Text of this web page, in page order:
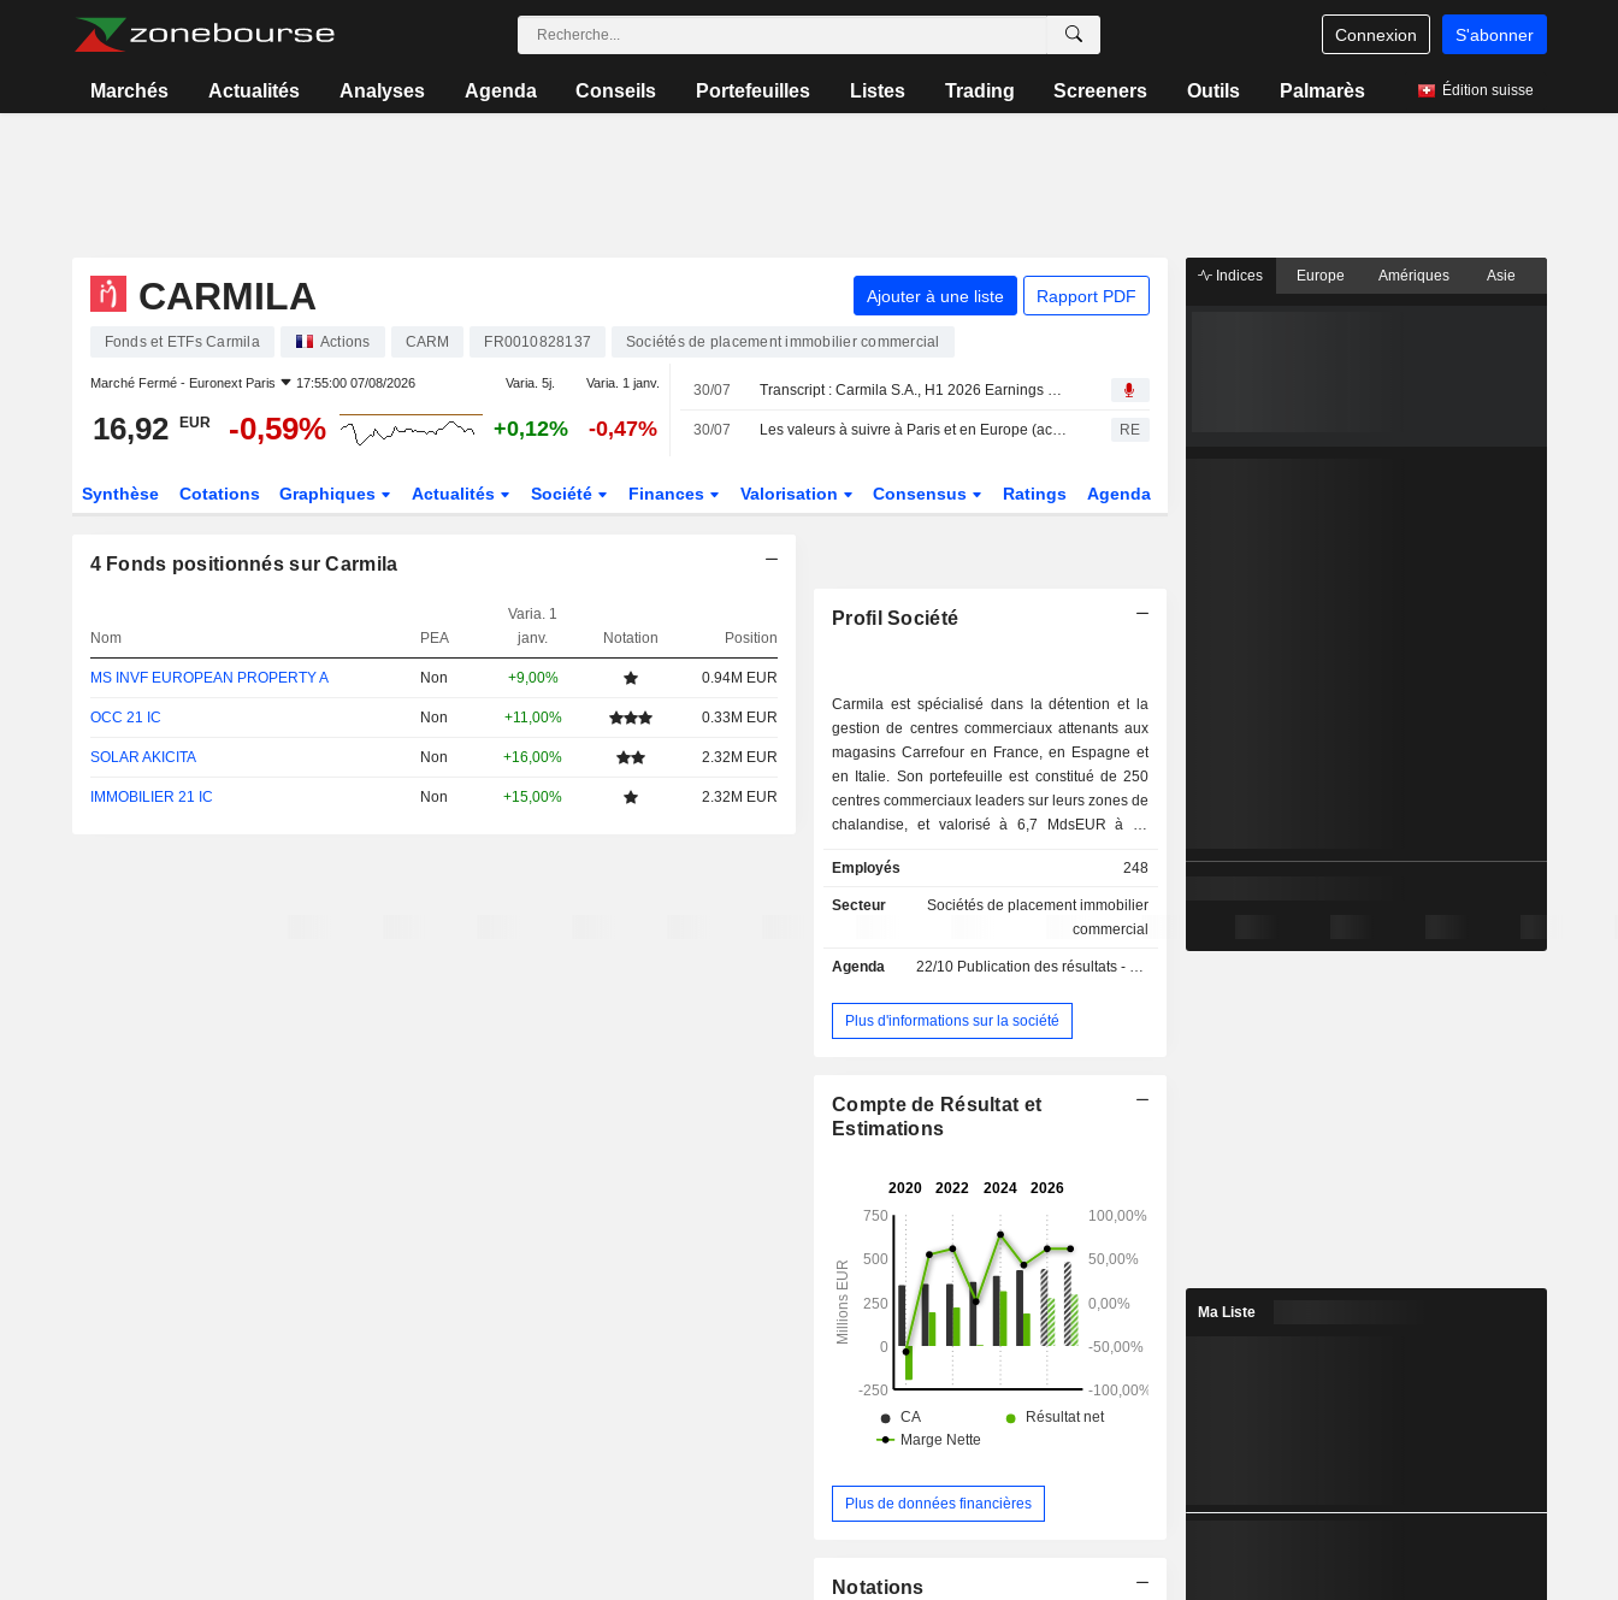
Connexion S'abonner
Marchés Actualités Analyses Agenda Conseils Portefeuilles Listes Trading Screeners Outils Palmarès Édition suisse
CARMILA Ajouter à une liste Rapport PDF
Fonds et ETFs Carmila Actions CARM FR0010828137 Sociétés de placement immobilier commercial
Marché Fermé - Euronext Paris 17:55:00 07/08/2026 Varia. 5j. Varia. 1 janv.
16,92 EUR -0,59% +0,12% -0,47%
30/07 Transcript : Carmila S.A., H1 2026 Earnings Call, Jul 30, 2026
30/07 Les valeurs à suivre à Paris et en Europe (actualisé) RE
Synthèse Cotations Graphiques Actualités Société Finances Valorisation Consensus Ratings Agenda
4Fonds positionnés sur Carmila
Nom PEA
Varia. 1
janv.
Notation Position
MS INVF EUROPEAN PROPERTY A Non +9,00% 0.94M EUR
OCC 21 IC Non +11,00% 0.33M EUR
SOLAR AKICITA Non +16,00% 2.32M EUR
IMMOBILIER 21 IC Non +15,00% 2.32M EUR
Profil Société
Carmila est spécialisé dans la détention et la
gestion de centres commerciaux attenants aux
magasins Carrefour en France, en Espagne et
en Italie. Son portefeuille est constitué de 250
centres commerciaux leaders sur leurs zones de
chalandise, et valorisé à 6,7 MdsEUR à fin
Employés
248
Secteur
Sociétés de placement immobilier
commercial
Agenda 22/10 Publication des résultats - Q3 2026
Plus d'informations sur la société
Compte de Résultat et
Estimations
Plus de données financières
Notations
Indices Europe Amériques Asie
Ma Liste